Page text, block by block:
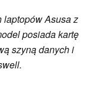
laptopów Asusa z
posiada kartę
szyną danych i